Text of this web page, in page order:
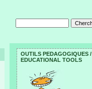
OUTILS PEDAGOGIQUES /
EDUCATIONAL TOOLS